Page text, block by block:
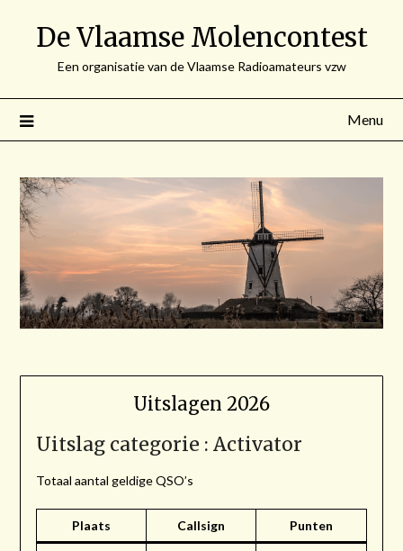
De Vlaamse Molencontest
Een organisatie van de Vlaamse Radioamateurs vzw
Menu
Uitslagen 2026
Uitslag categorie : Activator
Totaal aantal geldige QSO’s
Plaats Callsign Punten